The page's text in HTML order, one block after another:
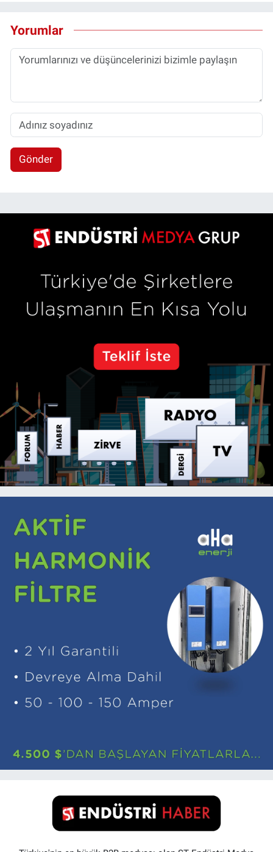
Yorumlar
Gönder